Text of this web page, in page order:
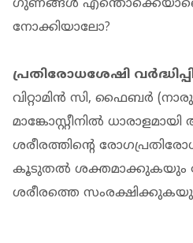
ഗുണങ്ങൾ
നോക്കിയാലോ?
പ്രതിരോധശേഷി
വിറ്റാമിൻ സി, ഫൈബർ
മാങ്കോസ്റ്റീനിൽ
ശരീരത്തിന്റെ
കൂടുതൽ ശക്തമാക്കുകയും
ശരീരത്തെ